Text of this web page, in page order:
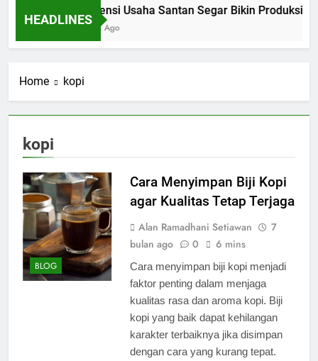
HEADLINES
Efisiensi Usaha Santan Segar Bikin Produksi
2 Hari Ago
Home kopi
kopi
BLOG
Cara Menyimpan Biji Kopi
agar Kualitas Tetap Terjaga
Alan Ramadhani Setiawan
7
bulan ago
0 6 mins
Cara menyimpan biji kopi menjadi
faktor penting dalam menjaga
kualitas rasa dan aroma kopi. Biji
kopi yang baik dapat kehilangan
karakter terbaiknya jika disimpan
dengan cara yang kurang tepat.